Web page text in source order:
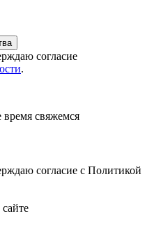
согласие
.
свяжемся
согласие с Политикой